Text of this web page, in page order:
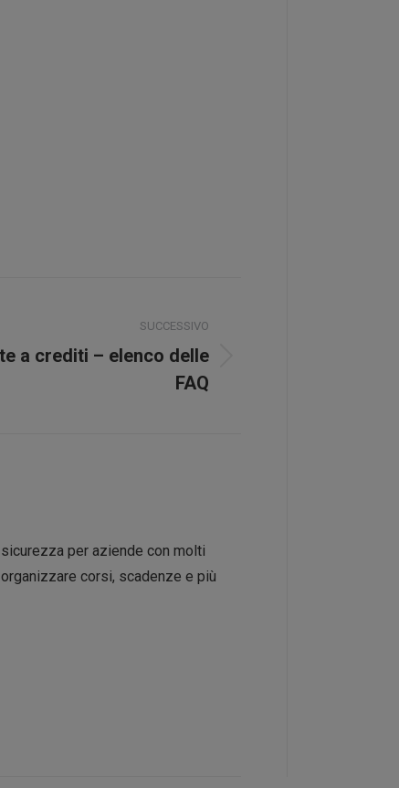
SUCCESSIVO
a crediti – elenco delle
FAQ
per aziende con molti
corsi, scadenze e più